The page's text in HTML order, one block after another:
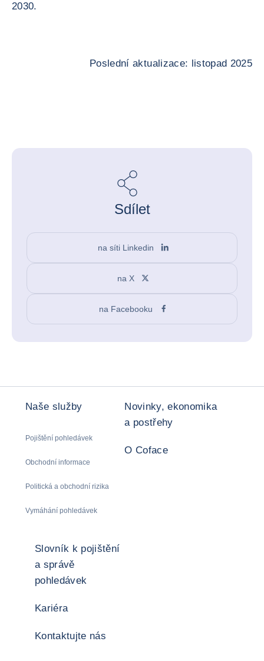
2030.
Poslední aktualizace: listopad 2025
Sdílet
na síti Linkedin
na X
na Facebooku
Naše služby
Pojištění pohledávek
Obchodní informace
Politická a obchodní rizika
Vymáhání pohledávek
Novinky, ekonomika
a postřehy
O Coface
Slovník k pojištění
a správě
pohledávek
Kariéra
Kontaktujte nás